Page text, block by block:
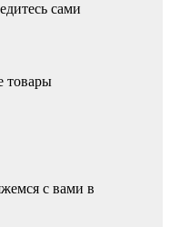
сами
товары
с вами в